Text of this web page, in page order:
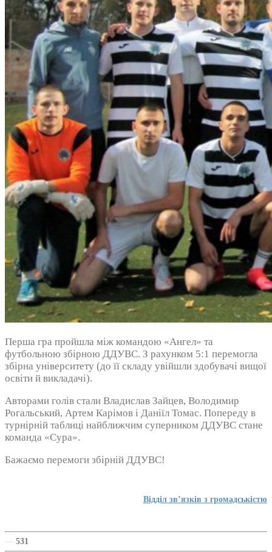
Перша гра пройшла між командою «Ангел» та
футбольною збірною ДДУВС. З рахунком 5:1 перемогла
збірна університету (до її складу увійшли здобувачі вищої
освіти й викладачі).
Авторами голів стали Владислав Зайцев, Володимир
Рогальський, Артем Карімов і Даніїл Томас. Попереду в
турнірній таблиці найближчим суперником ДДУВС стане
команда «Сура».
Бажаємо перемоги збірній ДДУВС!
Відділ зв’язків з громадськістю
— 531